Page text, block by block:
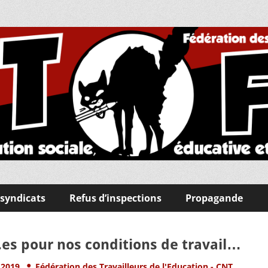
Travailleuses/eurs
!
Refus d’inspections Propagande
pour nos conditions de travail…